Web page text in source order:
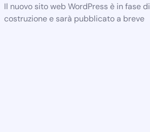
Il nuovo sito web WordPress è in fase di
costruzione e sarà pubblicato a breve